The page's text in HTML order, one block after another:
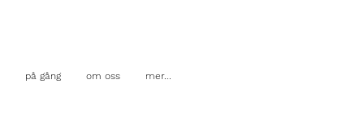
på gång om oss mer...